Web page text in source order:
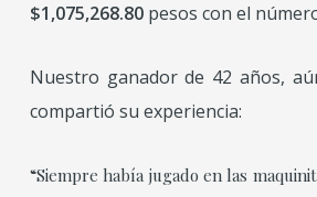
$1,075,268.80pesos con el
Nuestro ganador de 42 años,
compartió su experiencia:
“Siempre había jugado en las